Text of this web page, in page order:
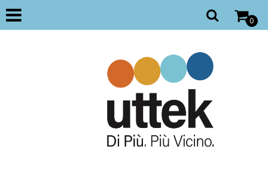
Open
0